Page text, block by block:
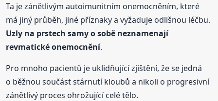
Ta je zánětlivým autoimunitním onemocněním, které
má jiný průběh, jiné příznaky a vyžaduje odlišnou léčbu.
Uzly na prstech samy o sobě neznamenají
revmatické onemocnění.
Pro mnoho pacientů je uklidňující zjištění, že se jedná
o běžnou součást stárnutí kloubů a nikoli o progresivní
zánětlivý proces ohrožující celé tělo.